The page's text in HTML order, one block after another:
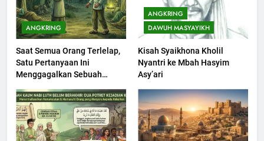
ANGKRING
Saat Semua Orang Terlelap,
Satu Pertanyaan Ini
Menggagalkan Sebuah
ANGKRING
DAWUH MASYAYIKH
Kisah Syaikhona Kholil
Nyantri ke Mbah Hasyim
Asy’ari
Khutbah Jumat : Supaya Amal
Bisa Diterima
KHUTBAH
Muharram Bulan Bersejarah
KHUTBAH